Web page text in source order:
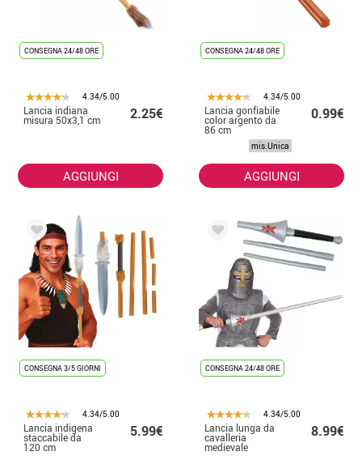
CONSEGNA 24/48 ORE
4.34/5.00
Lancia indiana
misura 50x3,1 cm 2.25€
AGGIUNGI
CONSEGNA 24/48 ORE
4.34/5.00
Lancia gonfiabile
color argento da
86 cm
0.99€
mis.Unica
AGGIUNGI
CONSEGNA 3/5 GIORNI
4.34/5.00
Lancia indigena
staccabile da
120 cm
5.99€
CONSEGNA 24/48 ORE
4.34/5.00
Lancia lunga da
cavalleria
medievale
8.99€